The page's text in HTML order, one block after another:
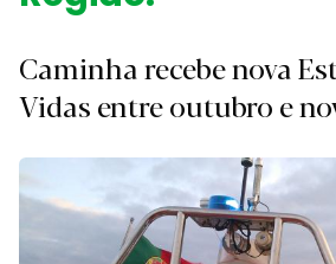
Caminha recebe nova
Vidas entre outubro e